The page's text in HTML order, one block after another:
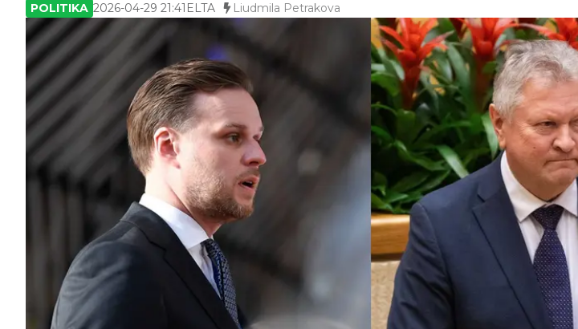
POLITIKA 2026-04-29 21:41 ELTA Liudmila Petrakova